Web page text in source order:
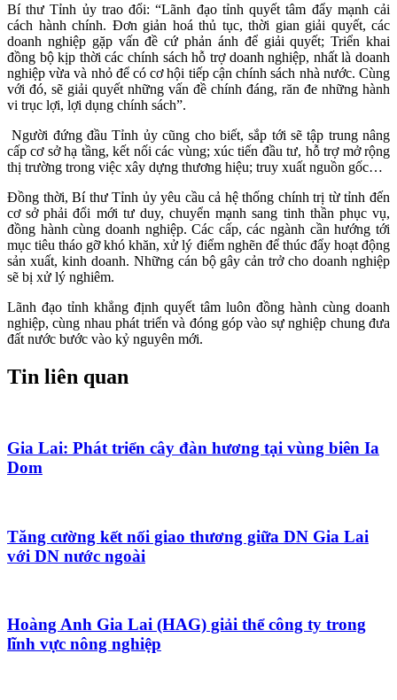
Bí thư Tỉnh ủy trao đổi: “Lãnh đạo tỉnh quyết tâm đẩy mạnh cải
cách hành chính. Đơn giản hoá thủ tục, thời gian giải quyết, các
doanh nghiệp gặp vấn đề cứ phản ánh để giải quyết; Triển khai
đồng bộ kịp thời các chính sách hỗ trợ doanh nghiệp, nhất là doanh
nghiệp vừa và nhỏ để có cơ hội tiếp cận chính sách nhà nước. Cùng
với đó, sẽ giải quyết những vấn đề chính đáng, răn đe những hành
vi trục lợi, lợi dụng chính sách”.
Người đứng đầu Tỉnh ủy cũng cho biết, sắp tới sẽ tập trung nâng
cấp cơ sở hạ tầng, kết nối các vùng; xúc tiến đầu tư, hỗ trợ mở rộng
thị trường trong việc xây dựng thương hiệu; truy xuất nguồn gốc…
Đồng thời, Bí thư Tỉnh ủy yêu cầu cả hệ thống chính trị từ tỉnh đến
cơ sở phải đổi mới tư duy, chuyển mạnh sang tinh thần phục vụ,
đồng hành cùng doanh nghiệp. Các cấp, các ngành cần hướng tới
mục tiêu tháo gỡ khó khăn, xử lý điểm nghẽn để thúc đẩy hoạt động
sản xuất, kinh doanh. Những cán bộ gây cản trở cho doanh nghiệp
sẽ bị xử lý nghiêm.
Lãnh đạo tỉnh khẳng định quyết tâm luôn đồng hành cùng doanh
nghiệp, cùng nhau phát triển và đóng góp vào sự nghiệp chung đưa
đất nước bước vào kỷ nguyên mới.
Tin liên quan
Gia Lai: Phát triển cây đàn hương tại vùng biên Ia
Dom
Tăng cường kết nối giao thương giữa DN Gia Lai
với DN nước ngoài
Hoàng Anh Gia Lai (HAG) giải thể công ty trong
lĩnh vực nông nghiệp